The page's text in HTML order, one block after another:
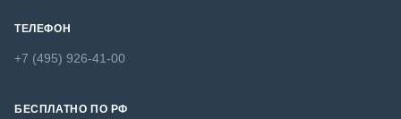
ТЕЛЕФОН
+7 (495) 926-41-00
БЕСПЛАТНО ПО РФ